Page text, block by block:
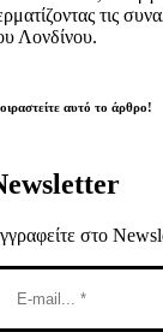
τις
Λονδίνου.
αυτό το άρθρο!
στο